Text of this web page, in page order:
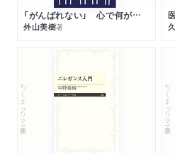
「がんばれない」 心で何が起きているか
外山美樹著
ちくまプリマー新書 ちくまプリマー新書